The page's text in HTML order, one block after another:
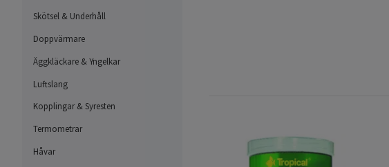
Skötsel & Underhåll
Doppvärmare
Äggkläckare & Yngelkar
Luftslang
Kopplingar & Syresten
Termometrar
Håvar